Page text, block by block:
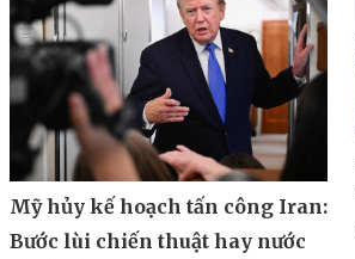
Mỹ hủy kế hoạch tấn công Iran:
Bước lùi chiến thuật hay nước